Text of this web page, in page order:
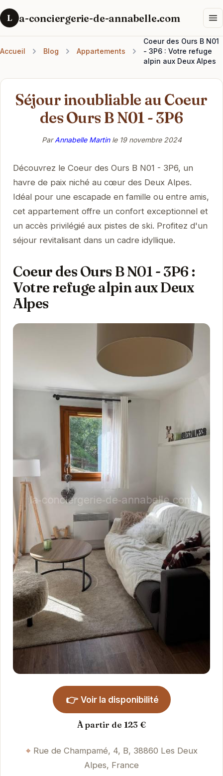
L a-conciergerie-de-annabelle.com
Accueil Blog Appartements
Coeur des Ours B N01
- 3P6 : Votre refuge
alpin aux Deux Alpes
Séjour inoubliable au Coeur
des Ours B N01 - 3P6
ParAnnabelle Martinle 19 novembre 2024
Découvrez le Coeur des Ours B N01 - 3P6, un
havre de paix niché au cœur des Deux Alpes.
Idéal pour une escapade en famille ou entre amis,
cet appartement offre un confort exceptionnel et
un accès privilégié aux pistes de ski. Profitez d'un
séjour revitalisant dans un cadre idyllique.
Coeur des Ours B N01 - 3P6 :
Votre refuge alpin aux Deux
Alpes
👉 Voir la disponibilité
À partir de 123 €
Rue de Champamé, 4, B, 38860 Les Deux
Alpes, France